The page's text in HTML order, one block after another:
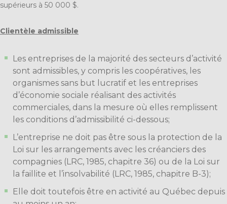
supérieurs à 50 000 $.
Clientèle admissible
Les entreprises de la majorité des secteurs d’activité
sont admissibles, y compris les coopératives, les
organismes sans but lucratif et les entreprises
d’économie sociale réalisant des activités
commerciales, dans la mesure où elles remplissent
les conditions d’admissibilité ci-dessous;
L’entreprise ne doit pas être sous la protection de la
Loi sur les arrangements avec les créanciers des
compagnies (LRC, 1985, chapitre 36) ou de la Loi sur
la faillite et l’insolvabilité (LRC, 1985, chapitre B-3);
Elle doit toutefois être en activité au Québec depuis